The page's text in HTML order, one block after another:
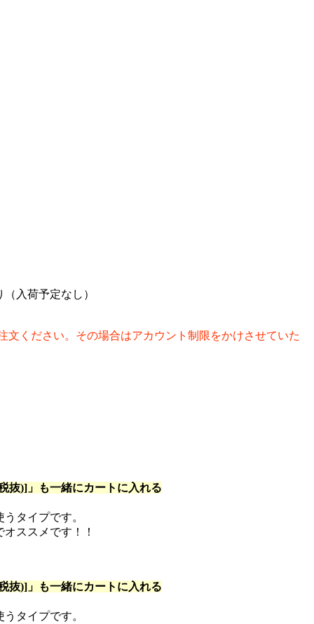
入荷予定なし）
ください。その場合はアカウント制限をかけさせていた
抜)] 」も一緒にカートに入れる
タイプです。
ススメです！！
抜)] 」も一緒にカートに入れる
タイプです。